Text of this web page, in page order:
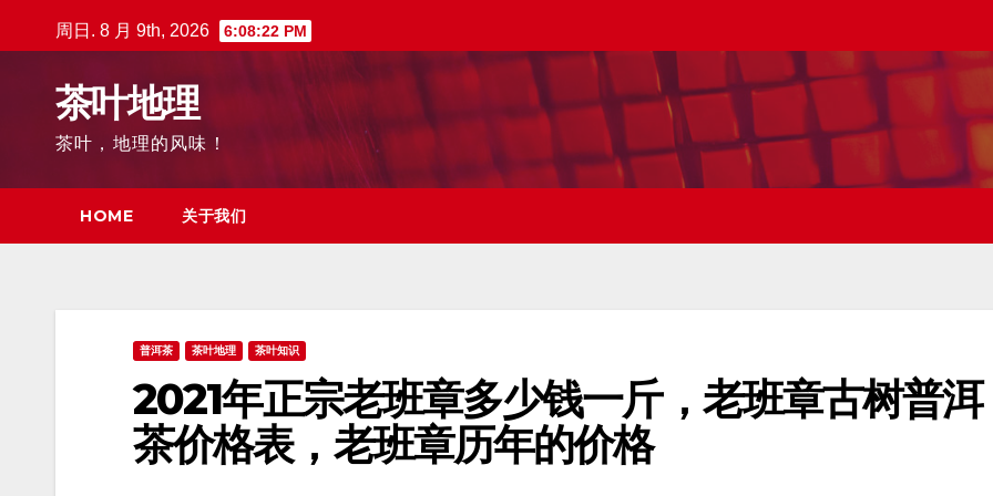
至
周日. 8 月 9th, 2026 6:08:23 PM
茶叶地理
茶叶，地理的风味！
HOME 关于我们
普洱茶 茶叶地理 茶叶知识
2021年正宗老班章多少钱一斤，老班章古树普洱
茶价格表，老班章历年的价格